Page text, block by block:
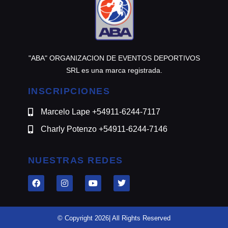
"ABA" ORGANIZACION DE EVENTOS DEPORTIVOS
SRL es una marca registrada.
INSCRIPCIONES
Marcelo Lape +54911-6244-7117
Charly Potenzo +54911-6244-7146
NUESTRAS REDES
© Copyright 2026| All Rights Reserved